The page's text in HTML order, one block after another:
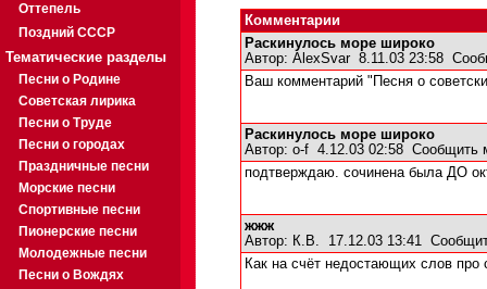
Оттепель
Поздний СССР
Тематические разделы
Песни о Родине
Советская лирика
Песни о Труде
Песни о городах
Праздничные песни
Морские песни
Спортивные песни
Пионерские песни
Молодежные песни
Песни о Вождях
Комментарии
Раскинулось море широко
Автор: AlexSvar 8.11.03 23:58
Ваш комментарий "Песня о
Раскинулось море широко
Автор: o-f 4.12.03 02:58 Сообщить
подтверждаю. сочинена была ДО
жжж
Автор: К.В. 17.12.03 13:41
Как на счёт недостающих слов про